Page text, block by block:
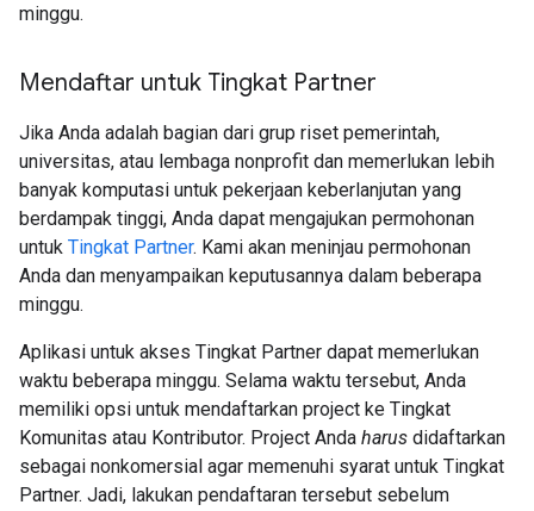
minggu.
Mendaftar untuk Tingkat Partner
Jika Anda adalah bagian dari grup riset pemerintah,
universitas, atau lembaga nonprofit dan memerlukan lebih
banyak komputasi untuk pekerjaan keberlanjutan yang
berdampak tinggi, Anda dapat mengajukan permohonan
untuk Tingkat Partner. Kami akan meninjau permohonan
Anda dan menyampaikan keputusannya dalam beberapa
minggu.
Aplikasi untuk akses Tingkat Partner dapat memerlukan
waktu beberapa minggu. Selama waktu tersebut, Anda
memiliki opsi untuk mendaftarkan project ke Tingkat
Komunitas atau Kontributor. Project Anda harus didaftarkan
sebagai nonkomersial agar memenuhi syarat untuk Tingkat
Partner. Jadi, lakukan pendaftaran tersebut sebelum